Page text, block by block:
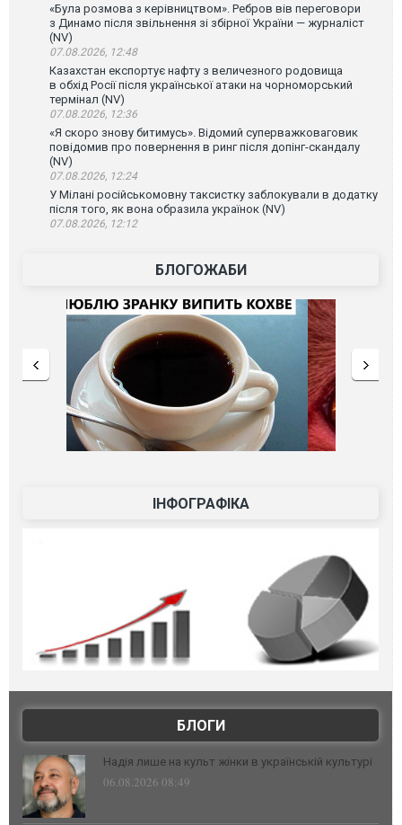
«Була розмова з керівництвом». Ребров вів переговори
з Динамо після звільнення зі збірної України — журналіст
(NV)
07.08.2026, 12:48
Казахстан експортує нафту з величезного родовища
в обхід Росії після української атаки на чорноморський
термінал (NV)
07.08.2026, 12:36
«Я скоро знову битимусь». Відомий суперважковаговик
повідомив про повернення в ринг після допінг-скандалу
(NV)
07.08.2026, 12:24
У Мілані російськомовну таксистку заблокували в додатку
після того, як вона образила українок (NV)
07.08.2026, 12:12
БЛОГОЖАБИ
ІНФОГРАФІКА
БЛОГИ
Надія лише на культ жінки в українській культурі
06.08.2026 08:49